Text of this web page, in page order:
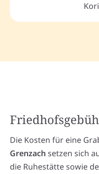
Die Kosten für eine
Grenzach setzen sich
die Ruhestätte sowie